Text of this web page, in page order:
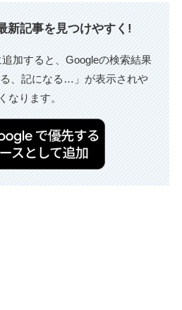
新記事を見つけやすく!
追加すると、Googleの検索結果
、記になる…」が表示されや
なります。